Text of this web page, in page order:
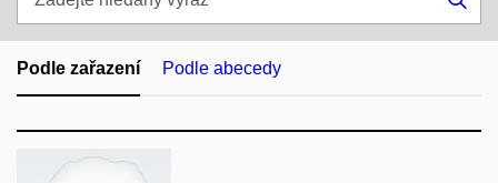
hledaný
výraz
Podle zařazení Podle abecedy